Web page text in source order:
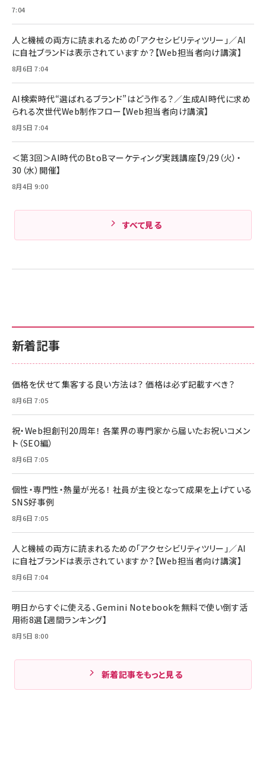
組織の成果を最大化する ルールのデザイン
￥1,980
Amazonランキングをもっと見る
全ワイヤレスイヤホン/アクティブノイズキャンセリ
技術基準適合】ブラック
￥5,990
ケーブル Anker絡まないケーブル 240W 結束バン
ド付き USB PD対応 シリコン素材採用 iPhone
17 / 16 / 15 / Galaxy iPad Pro MacBook
Pro/Air 各種対応 (1.8m ミッドナイトブラック)
￥1,890
サッポロ 生ビール 黒ラベル 350ml 缶 24本 ビー
ル ケース買い【6/30応募〆切! 黒ラベルビヤセラー
￥4,857
新着記事
価格を伏せて集客する良い方法は？ 価格は必ず記載すべき？
8月6日 7:05
祝・Web担創刊20周年！ 各業界の専門家から届いたお祝いコメン
ト（SEO編）
8月6日 7:05
個性・専門性・熱量が光る！ 社員が主役となって成果を上げている
SNS好事例
8月6日 7:05
人と機械の両方に読まれるための「アクセシビリティツリー」／AI
に自社ブランドは表示されていますか？【Web担当者向け講演】
8月6日 7:04
明日からすぐに使える、Gemini Notebookを無料で使い倒す活
用術8選【週間ランキング】
8月5日 8:00
新着記事をもっと見る
7:04
人と機械の両方に読まれるための「アクセシビリティツリー」／AI
に自社ブランドは表示されていますか？【Web担当者向け講演】
8月6日 7:04
AI検索時代“選ばれるブランド”はどう作る？／生成AI時代に求め
られる次世代Web制作フロー【Web担当者向け講演】
8月5日 7:04
＜第3回＞AI時代のBtoBマーケティング実践講座【9/29（火）・
30（水）開催】
8月4日 9:00
すべて見る